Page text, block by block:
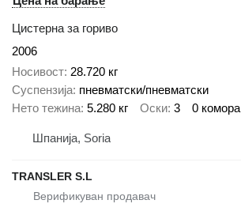
Цистерна за гориво
2006
Носивост 28.720 кг
Суспензија пневматски/пневматски
Нето тежина 5.280 кг Оски 3 0 комора
Шпанија, Soria
TRANSLER S.L